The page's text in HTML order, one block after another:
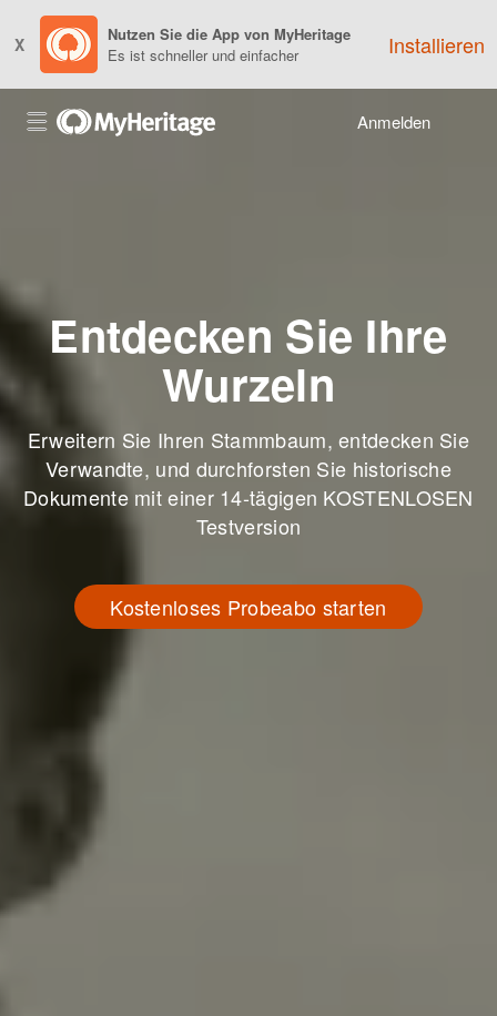
X
Nutzen Sie die App von MyHeritage
Es ist schneller und einfacher
Installieren
Anmelden
Entdecken Sie Ihre
Wurzeln
Erweitern Sie Ihren Stammbaum, entdecken Sie
Verwandte, und durchforsten Sie historische
Dokumente mit einer 14-tägigen KOSTENLOSEN
Testversion
Kostenloses Probeabo starten